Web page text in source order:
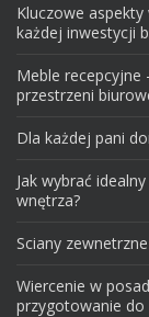
Kluczowe
każdej inwestycji
Meble
przestrzeni
Dla każdej pani
Jak wybrać
wnętrza?
Sciany zewnetrzne
Wiercenie w
przygotowanie